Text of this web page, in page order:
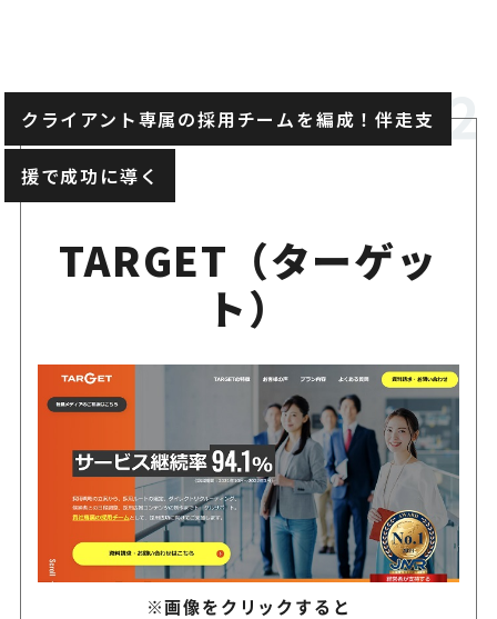
クライアント専属の採用チームを編成！伴走支
援で成功に導く
TARGET（ターゲッ
ト）
※画像をクリックすると